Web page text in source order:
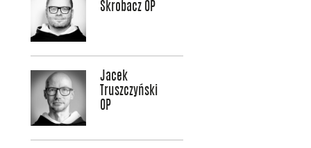
Skrobacz OP
Jacek
Truszczyński
OP